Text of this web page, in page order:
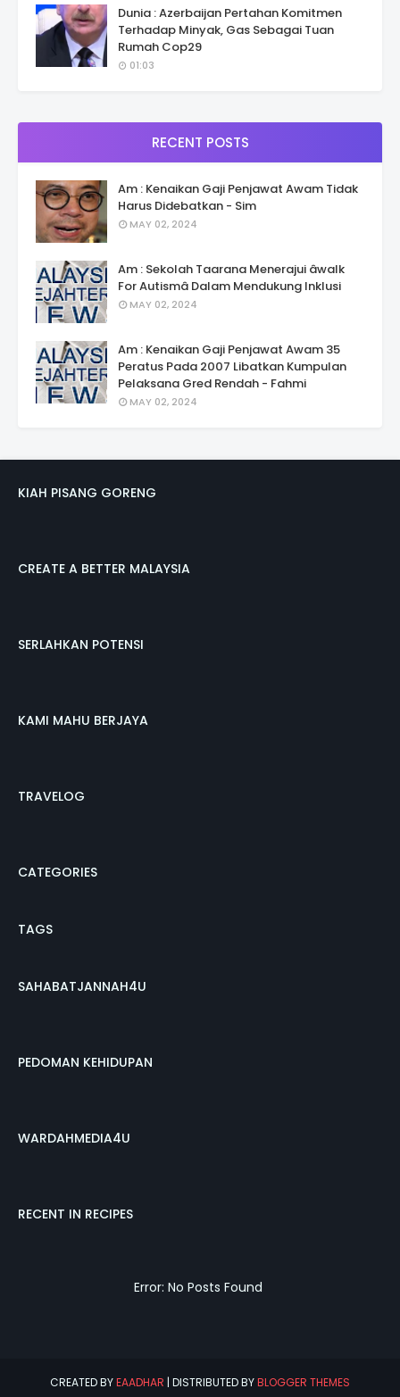
Dunia : Azerbaijan Pertahan Komitmen
Terhadap Minyak, Gas Sebagai Tuan
Rumah Cop29
01:03
RECENT POSTS
Am : Kenaikan Gaji Penjawat Awam Tidak
Harus Didebatkan - Sim
MAY 02, 2024
Am : Sekolah Taarana Menerajui âwalk
For Autismâ Dalam Mendukung Inklusi
MAY 02, 2024
Am : Kenaikan Gaji Penjawat Awam 35
Peratus Pada 2007 Libatkan Kumpulan
Pelaksana Gred Rendah - Fahmi
MAY 02, 2024
KIAH PISANG GORENG
CREATE A BETTER MALAYSIA
SERLAHKAN POTENSI
KAMI MAHU BERJAYA
TRAVELOG
CATEGORIES
TAGS
SAHABATJANNAH4U
PEDOMAN KEHIDUPAN
WARDAHMEDIA4U
RECENT IN RECIPES
Error: No Posts Found
CREATED BYEAADHAR | DISTRIBUTED BYBLOGGER THEMES